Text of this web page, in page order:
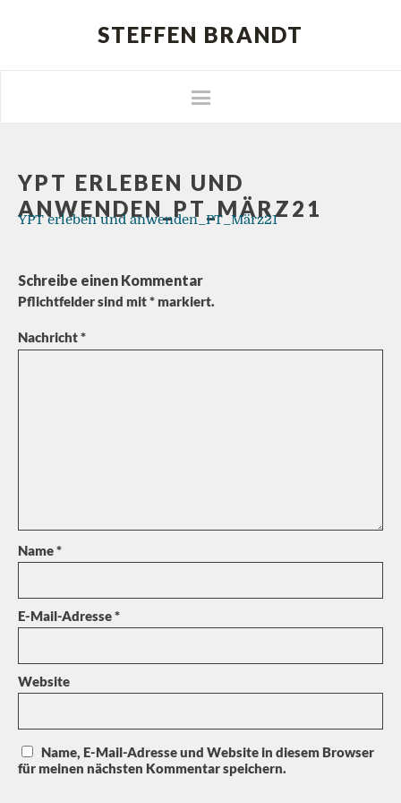
STEFFEN BRANDT
YPT ERLEBEN UND
ANWENDEN_PT_MÄRZ21
YPT erleben und anwenden_PT_März21
Schreibe einen Kommentar
Pflichtfelder sind mit* markiert.
Nachricht*
Name*
E-Mail-Adresse*
Website
Name, E-Mail-Adresse und Website in diesem Browser
für meinen nächsten Kommentar speichern.